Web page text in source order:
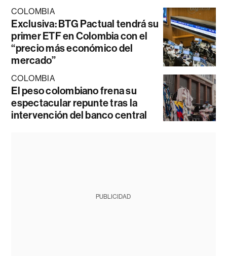
COLOMBIA
Exclusiva: BTG Pactual tendrá su
primer ETF en Colombia con el
“precio más económico del
mercado”
COLOMBIA
El peso colombiano frena su
espectacular repunte tras la
intervención del banco central
PUBLICIDAD